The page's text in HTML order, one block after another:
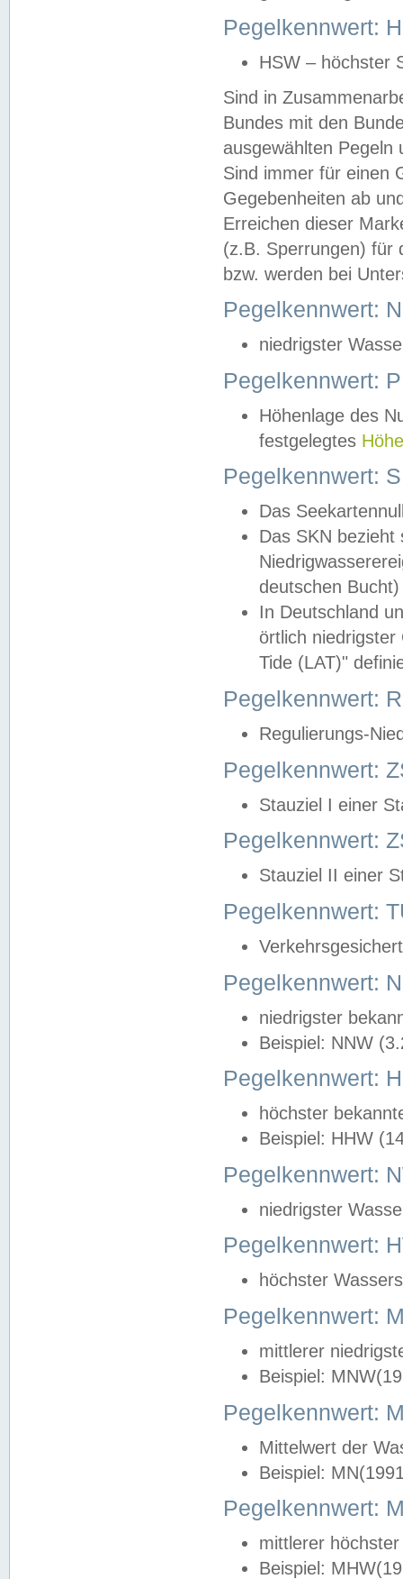
Pegelkennwert:
HSW – höchster
Sind in
Bundes mit den
ausgewählten
Sind immer für einen
Gegebenheiten ab
Erreichen dieser
(z.B. Sperrungen) für
bzw. werden bei
Pegelkennwert:
niedrigster
Pegelkennwert:
Höhenlage des
festgelegtes
Pegelkennwert:
Das
Das SKN
deutschen
In Deutschland
örtlich
Tide (LAT)"
Pegelkennwert:
Regulierungs-
Pegelkennwert:
Stauziel I einer
Pegelkennwert:
Stauziel II einer
Pegelkennwert:
Pegelkennwert:
niedrigster
Beispiel: NNW
Pegelkennwert:
höchster
Beispiel: HHW
Pegelkennwert:
niedrigster
Pegelkennwert:
höchster
Pegelkennwert:
mittlerer
Beispiel:
Pegelkennwert:
Mittelwert der
Beispiel:
Pegelkennwert:
mittlerer
Beispiel: